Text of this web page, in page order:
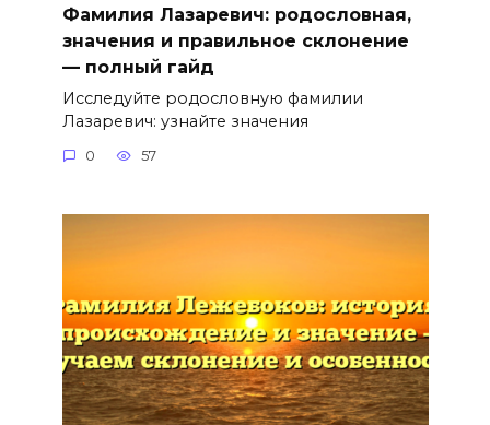
Фамилия Лазаревич: родословная,
значения и правильное склонение
— полный гайд
Исследуйте родословную фамилии
Лазаревич: узнайте значения
0 57